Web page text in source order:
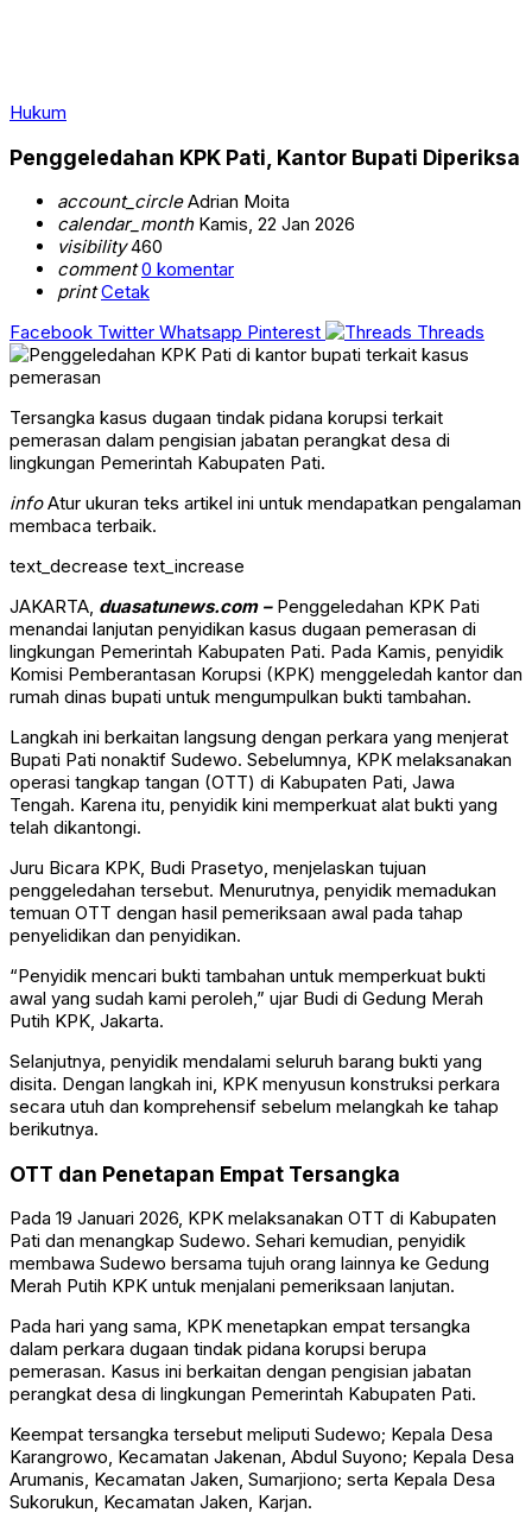
Hukum
Penggeledahan KPK Pati, Kantor Bupati Diperiksa
account_circleAdrian Moita
calendar_monthKamis, 22 Jan 2026
visibility460
comment 0 komentar
print Cetak
Facebook Twitter Whatsapp Pinterest Threads
Tersangka kasus dugaan tindak pidana korupsi terkait
pemerasan dalam pengisian jabatan perangkat desa di
lingkungan Pemerintah Kabupaten Pati.
infoAtur ukuran teks artikel ini untuk mendapatkan pengalaman
membaca terbaik.
text_decrease text_increase
JAKARTA, duasatunews.com – Penggeledahan KPK Pati
menandai lanjutan penyidikan kasus dugaan pemerasan di
lingkungan Pemerintah Kabupaten Pati. Pada Kamis, penyidik
Komisi Pemberantasan Korupsi (KPK) menggeledah kantor dan
rumah dinas bupati untuk mengumpulkan bukti tambahan.
Langkah ini berkaitan langsung dengan perkara yang menjerat
Bupati Pati nonaktif Sudewo. Sebelumnya, KPK melaksanakan
operasi tangkap tangan (OTT) di Kabupaten Pati, Jawa
Tengah. Karena itu, penyidik kini memperkuat alat bukti yang
telah dikantongi.
Juru Bicara KPK, Budi Prasetyo, menjelaskan tujuan
penggeledahan tersebut. Menurutnya, penyidik memadukan
temuan OTT dengan hasil pemeriksaan awal pada tahap
penyelidikan dan penyidikan.
“Penyidik mencari bukti tambahan untuk memperkuat bukti
awal yang sudah kami peroleh,” ujar Budi di Gedung Merah
Putih KPK, Jakarta.
Selanjutnya, penyidik mendalami seluruh barang bukti yang
disita. Dengan langkah ini, KPK menyusun konstruksi perkara
secara utuh dan komprehensif sebelum melangkah ke tahap
berikutnya.
OTT dan Penetapan Empat Tersangka
Pada 19 Januari 2026, KPK melaksanakan OTT di Kabupaten
Pati dan menangkap Sudewo. Sehari kemudian, penyidik
membawa Sudewo bersama tujuh orang lainnya ke Gedung
Merah Putih KPK untuk menjalani pemeriksaan lanjutan.
Pada hari yang sama, KPK menetapkan empat tersangka
dalam perkara dugaan tindak pidana korupsi berupa
pemerasan. Kasus ini berkaitan dengan pengisian jabatan
perangkat desa di lingkungan Pemerintah Kabupaten Pati.
Keempat tersangka tersebut meliputi Sudewo; Kepala Desa
Karangrowo, Kecamatan Jakenan, Abdul Suyono; Kepala Desa
Arumanis, Kecamatan Jaken, Sumarjiono; serta Kepala Desa
Sukorukun, Kecamatan Jaken, Karjan.